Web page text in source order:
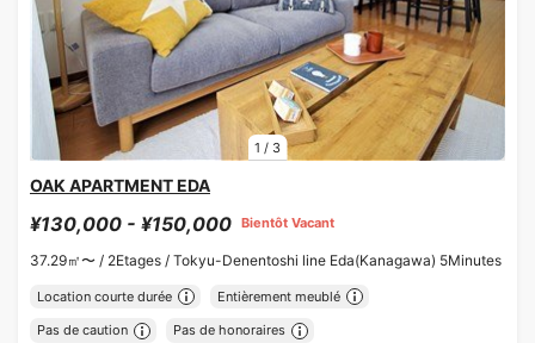
1 / 3
OAK APARTMENT EDA
¥130,000 - ¥150,000 Bientôt Vacant
37.29㎡〜 / 2Etages / Tokyu-Denentoshi line Eda(Kanagawa) 5Minutes
Location courte durée Entièrement meublé
Pas de caution Pas de honoraires